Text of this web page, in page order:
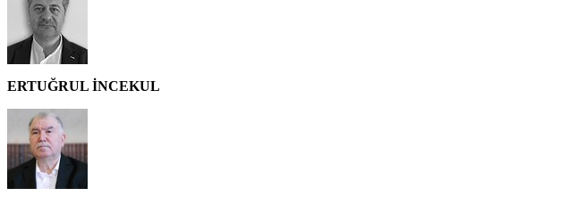
ERTUĞRUL İNCEKUL